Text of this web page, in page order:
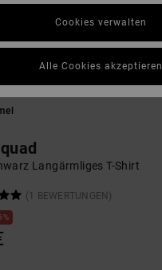
Langärmliges T-Shirt
(1 BEWERTUNGEN)
Cookies verwalten
Alle Cookies akzeptieren